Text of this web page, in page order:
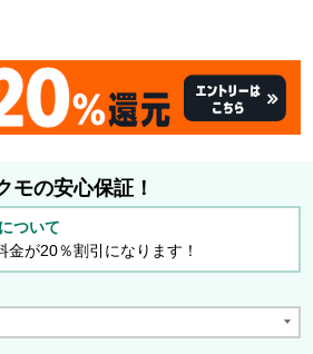
モの安心保証！
ついて
が20％割引になります！